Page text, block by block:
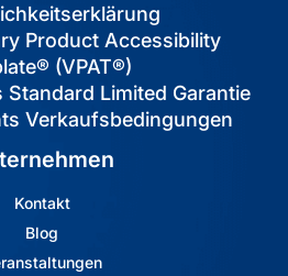
Product Accessibility
(VPAT®)
Limited Garantie
Verkaufsbedingungen
Kontakt
Blog